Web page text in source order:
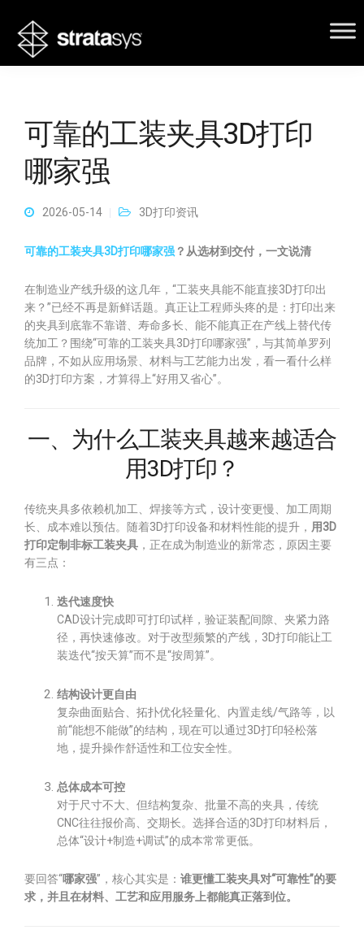
可靠的工装夹具3D打印
哪家强
2026-05-14 3D打印资讯
可靠的工装夹具3D打印哪家强 ？从选材到交付，一文说清
在制造业产线升级的这几年，“工装夹具能不能直接3D打印出
来？”已经不再是新鲜话题。真正让工程师头疼的是：打印出来
的夹具到底靠不靠谱、寿命多长、能不能真正在产线上替代传
统加工？围绕“可靠的工装夹具3D打印哪家强”，与其简单罗列
品牌，不如从应用场景、材料与工艺能力出发，看一看什么样
的3D打印方案，才算得上“好用又省心”。
一、为什么工装夹具越来越适合
用3D打印？
传统夹具多依赖机加工、焊接等方式，设计变更慢、加工周期
长、成本难以预估。随着3D打印设备和材料性能的提升， 用3D
打印定制非标工装夹具 ，正在成为制造业的新常态，原因主要
有三点：
迭代速度快
CAD设计完成即可打印试样，验证装配间隙、夹紧力路
径，再快速修改。对于改型频繁的产线，3D打印能让工
装迭代“按天算”而不是“按周算”。
结构设计更自由
复杂曲面贴合、拓扑优化轻量化、内置走线/气路等，以
前“能想不能做”的结构，现在可以通过3D打印轻松落
地，提升操作舒适性和工位安全性。
总体成本可控
对于尺寸不大、但结构复杂、批量不高的夹具，传统
CNC往往报价高、交期长。选择合适的3D打印材料后，
总体“设计+制造+调试”的成本常常更低。
要回答“哪家强”，核心其实是： 谁更懂工装夹具对“可靠性”的要
求，并且在材料、工艺和应用服务上都能真正落到位。